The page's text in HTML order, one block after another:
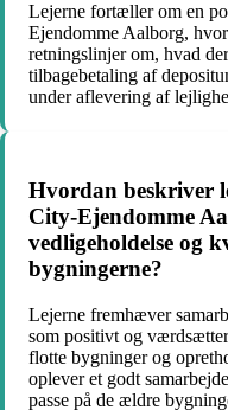
Lejerne fortæller om en
Ejendomme Aalborg,
retningslinjer om, hvad
tilbagebetaling af
under aflevering af
Hvordan beskriver
City-Ejendomme
vedligeholdelse og
bygningerne?
Lejerne fremhæver
som positivt og
flotte bygninger og
oplever et godt
passe på de ældre